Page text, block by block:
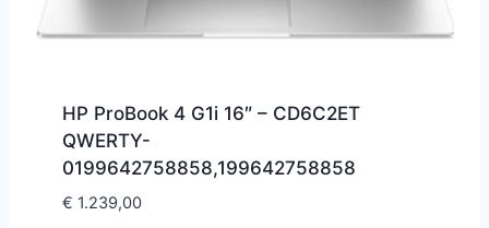
HP ProBook 4 G1i 16″ – CD6C2ET
QWERTY-
0199642758858,199642758858
€ 1.239,00